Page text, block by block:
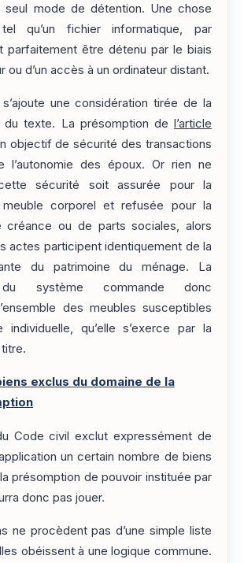
seul mode de détention. Une chose
qu’un fichier informatique, par
parfaitement être détenu par le biais
ou d’un accès à un ordinateur distant.
une considération tirée de la
du texte. La présomption de l’article
objectif de sécurité des transactions
l’autonomie des époux. Or rien ne
sécurité soit assurée pour la
meuble corporel et refusée pour la
créance ou de parts sociales, alors
actes participent identiquement de la
du patrimoine du ménage. La
système commande donc
des meubles susceptibles
individuelle, qu’elle s’exerce par la
exclus du domaine de la
Code civil exclut expressément de
un certain nombre de biens
présomption de pouvoir instituée par
donc pas jouer.
ne procèdent pas d’une simple liste
obéissent à une logique commune.